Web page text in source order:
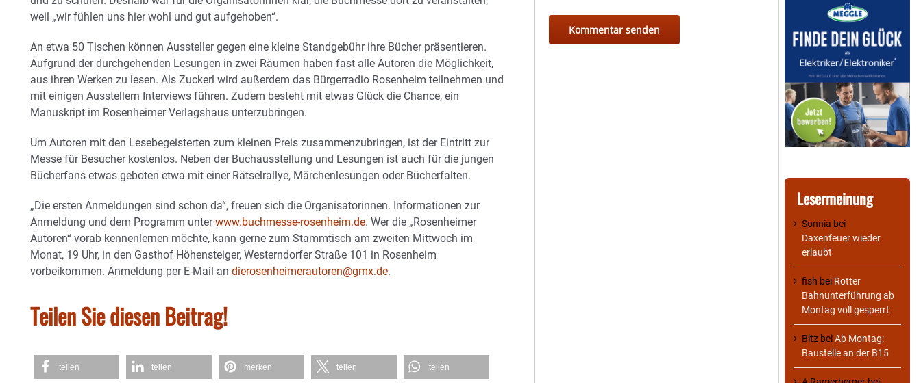
weil „wir fühlen uns hier wohl und gut aufgehoben“.
An etwa 50 Tischen können Aussteller gegen eine kleine Standgebühr ihre Bücher präsentieren.
Aufgrund der durchgehenden Lesungen in zwei Räumen haben fast alle Autoren die Möglichkeit,
aus ihren Werken zu lesen. Als Zuckerl wird außerdem das Bürgerradio Rosenheim teilnehmen und
mit einigen Ausstellern Interviews führen. Zudem besteht mit etwas Glück die Chance, ein
Manuskript im Rosenheimer Verlagshaus unterzubringen.
Um Autoren mit den Lesebegeisterten zum kleinen Preis zusammenzubringen, ist der Eintritt zur
Messe für Besucher kostenlos. Neben der Buchausstellung und Lesungen ist auch für die jungen
Bücherfans etwas geboten etwa mit einer Rätselrallye, Märchenlesungen oder Bücherfalten.
„Die ersten Anmeldungen sind schon da“, freuen sich die Organisatorinnen. Informationen zur
Anmeldung und dem Programm unterwww.buchmesse-rosenheim.de. Wer die „Rosenheimer
Autoren“ vorab kennenlernen möchte, kann gerne zum Stammtisch am zweiten Mittwoch im
Monat, 19 Uhr, in den Gasthof Höhensteiger, Westerndorfer Straße 101 in Rosenheim
vorbeikommen. Anmeldung per E-Mail an dierosenheimerautoren@gmx.de.
Teilen Sie diesen Beitrag!
teilen teilen merken teilen teilen
Lesermeinung
Sonnia bei
Daxenfeuer wieder
erlaubt
fish bei Rotter
Bahnunterführung ab
Montag voll gesperrt
Bitz beiAb Montag:
Baustelle an der B15